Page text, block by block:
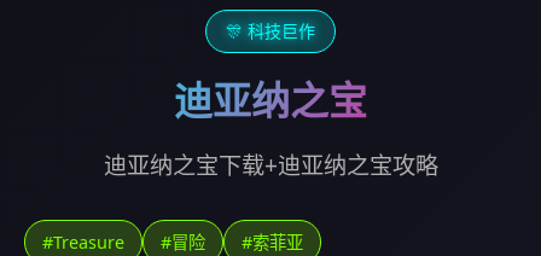
🎊 科技巨作
迪亚纳之宝
迪亚纳之宝下载+迪亚纳之宝攻略
#Treasure #冒险 #索菲亚